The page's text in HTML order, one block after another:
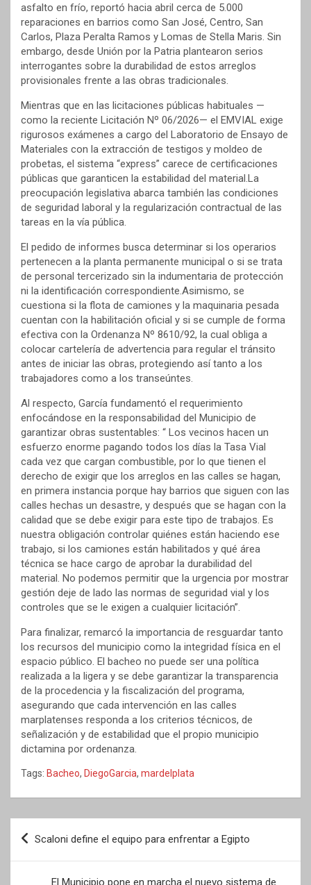
asfalto en frío, reportó hacia abril cerca de 5.000
reparaciones en barrios como San José, Centro, San
Carlos, Plaza Peralta Ramos y Lomas de Stella Maris. Sin
embargo, desde Unión por la Patria plantearon serios
interrogantes sobre la durabilidad de estos arreglos
provisionales frente a las obras tradicionales.
Mientras que en las licitaciones públicas habituales —
como la reciente Licitación Nº 06/2026— el EMVIAL exige
rigurosos exámenes a cargo del Laboratorio de Ensayo de
Materiales con la extracción de testigos y moldeo de
probetas, el sistema “express” carece de certificaciones
públicas que garanticen la estabilidad del material.La
preocupación legislativa abarca también las condiciones
de seguridad laboral y la regularización contractual de las
tareas en la vía pública.
El pedido de informes busca determinar si los operarios
pertenecen a la planta permanente municipal o si se trata
de personal tercerizado sin la indumentaria de protección
ni la identificación correspondiente.Asimismo, se
cuestiona si la flota de camiones y la maquinaria pesada
cuentan con la habilitación oficial y si se cumple de forma
efectiva con la Ordenanza Nº 8610/92, la cual obliga a
colocar cartelería de advertencia para regular el tránsito
antes de iniciar las obras, protegiendo así tanto a los
trabajadores como a los transeúntes.
Al respecto, García fundamentó el requerimiento
enfocándose en la responsabilidad del Municipio de
garantizar obras sustentables: “ Los vecinos hacen un
esfuerzo enorme pagando todos los días la Tasa Vial
cada vez que cargan combustible, por lo que tienen el
derecho de exigir que los arreglos en las calles se hagan,
en primera instancia porque hay barrios que siguen con las
calles hechas un desastre, y después que se hagan con la
calidad que se debe exigir para este tipo de trabajos. Es
nuestra obligación controlar quiénes están haciendo ese
trabajo, si los camiones están habilitados y qué área
técnica se hace cargo de aprobar la durabilidad del
material. No podemos permitir que la urgencia por mostrar
gestión deje de lado las normas de seguridad vial y los
controles que se le exigen a cualquier licitación”.
Para finalizar, remarcó la importancia de resguardar tanto
los recursos del municipio como la integridad física en el
espacio público. El bacheo no puede ser una política
realizada a la ligera y se debe garantizar la transparencia
de la procedencia y la fiscalización del programa,
asegurando que cada intervención en las calles
marplatenses responda a los criterios técnicos, de
señalización y de estabilidad que el propio municipio
dictamina por ordenanza.
Tags: Bacheo, DiegoGarcia, mardelplata
Navegación
de
Scaloni define el equipo para enfrentar a Egipto
El Municipio pone en marcha el nuevo sistema de